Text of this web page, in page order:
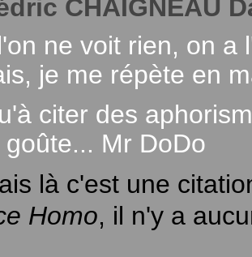
CHAIGNEAU
ne voit rien, on a
je me répète en
citer des
Mr DoDo
là c'est une
Homo, il n'y a